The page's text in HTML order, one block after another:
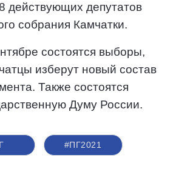
действующих депутатов
собрания Камчатки.
состоятся выборы,
изберут новый состав
Также состоятся
Думу России.
#ПГ2021